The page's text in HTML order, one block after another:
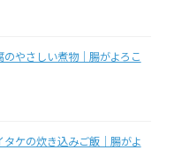
やさしい煮物｜腸がよろこ
タケの炊き込みご飯｜腸がよ